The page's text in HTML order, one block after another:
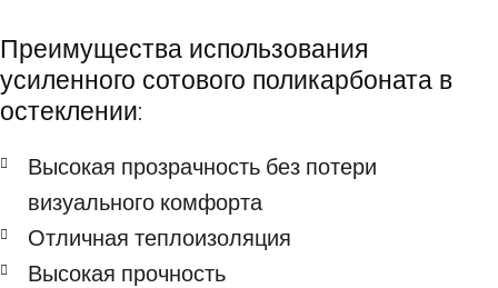
Преимущества использования
усиленного сотового поликарбоната в
остеклении:
Высокая прозрачность без потери
визуального комфорта
Отличная теплоизоляция
Высокая прочность